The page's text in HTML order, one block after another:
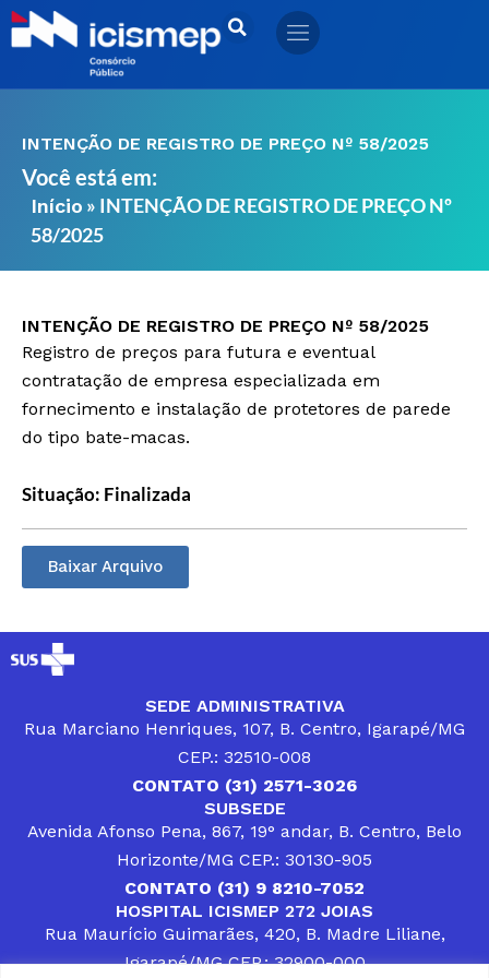
Ir
para
INTENÇÃO DE REGISTRO DE PREÇO Nº 58/2025
Você está em:
Início » INTENÇÃO DE REGISTRO DE PREÇO Nº
58/2025
INTENÇÃO DE REGISTRO DE PREÇO Nº 58/2025
Registro de preços para futura e eventual
contratação de empresa especializada em
fornecimento e instalação de protetores de parede
do tipo bate-macas.
Situação: Finalizada
Baixar Arquivo
SEDE ADMINISTRATIVA
Rua Marciano Henriques, 107, B. Centro, Igarapé/MG
CEP.: 32510-008
CONTATO (31) 2571-3026
SUBSEDE
Avenida Afonso Pena, 867, 19° andar, B. Centro, Belo
Horizonte/MG CEP.: 30130-905
CONTATO (31) 9 8210-7052
HOSPITAL ICISMEP 272 JOIAS
Rua Maurício Guimarães, 420, B. Madre Liliane,
Igarapé/MG CEP.: 32900-000